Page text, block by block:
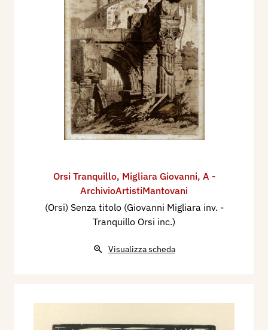
Orsi Tranquillo, Migliara Giovanni, A -
ArchivioArtistiMantovani
(Orsi) Senza titolo (Giovanni Migliara inv. -
Tranquillo Orsi inc.)
Visualizza scheda